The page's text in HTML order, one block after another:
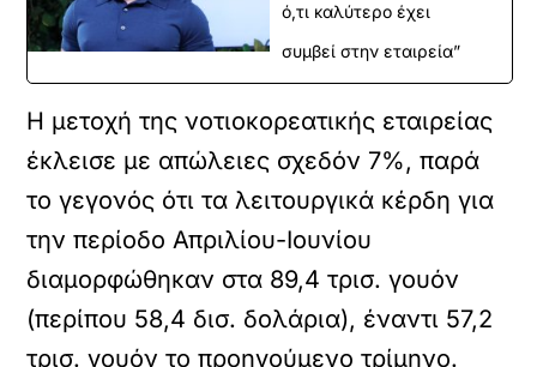
ό,τι καλύτερο έχει
συμβεί στην εταιρεία”
Η μετοχή της νοτιοκορεατικής εταιρείας
έκλεισε με απώλειες σχεδόν 7%, παρά
το γεγονός ότι τα λειτουργικά κέρδη για
την περίοδο Απριλίου-Ιουνίου
διαμορφώθηκαν στα 89,4 τρισ. γουόν
(περίπου 58,4 δισ. δολάρια), έναντι 57,2
τρισ. γουόν το προηγούμενο τρίμηνο.